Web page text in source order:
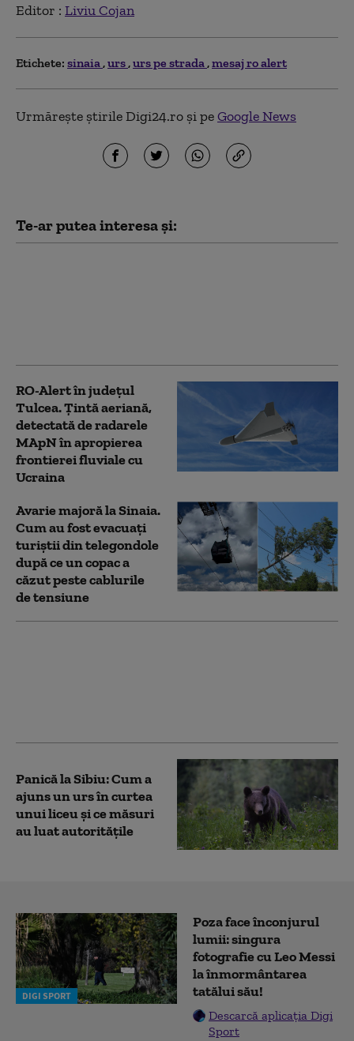
Editor : Liviu Cojan
Etichete: sinaia urs urs pe strada mesaj ro alert
Urmărește știrile Digi24.ro și peGoogle News
Te-ar putea interesa și:
RO-Alert în județul
Tulcea. Ţintă aeriană,
detectată de radarele
MApN în apropierea
frontierei fluviale cu
Ucraina
Avarie majoră la Sinaia.
Cum au fost evacuați
turiștii din telegondole
după ce un copac a
căzut peste cablurile
de tensiune
Panică la Sibiu: Cum a
ajuns un urs în curtea
unui liceu și ce măsuri
au luat autoritățile
DIGI SPORT
Poza face înconjurul
lumii: singura
fotografie cu Leo Messi
la înmormântarea
tatălui său!
Descarcă aplicația Digi
Sport